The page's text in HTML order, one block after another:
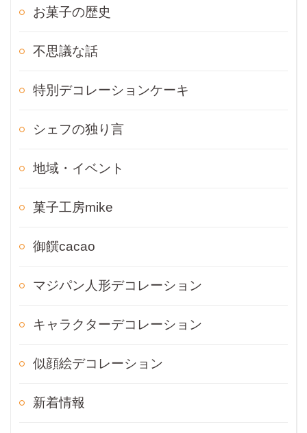
お菓子の歴史
不思議な話
特別デコレーションケーキ
シェフの独り言
地域・イベント
菓子工房mike
御饌cacao
マジパン人形デコレーション
キャラクターデコレーション
似顔絵デコレーション
新着情報